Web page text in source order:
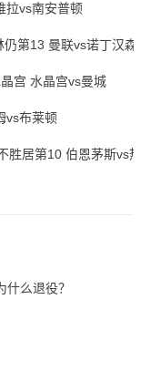
拉vs南安普顿
第13 曼联vs诺丁汉森林
宫 水晶宫vs曼城
vs布莱顿
胜居第10 伯恩茅斯vs热
么退役？